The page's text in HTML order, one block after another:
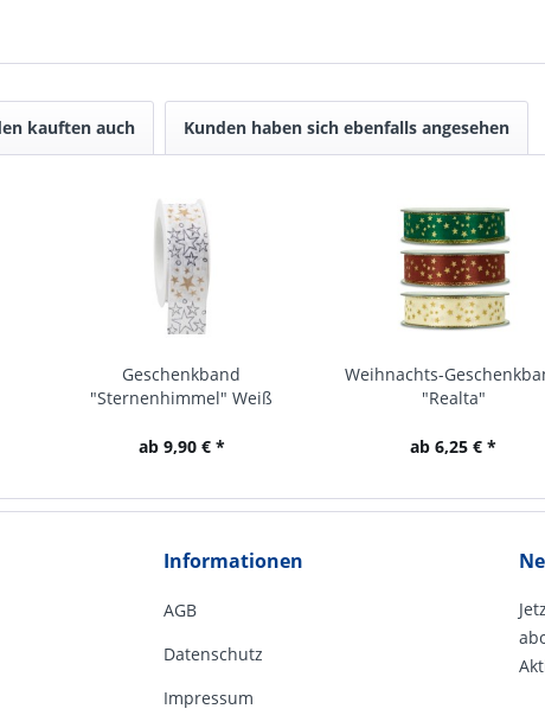
kauften auch Kunden haben sich ebenfalls angesehen
Geschenkband
"Sternenhimmel" Weiß
ab 9,90 € *
Weihnachts-
"Realta"
ab 6,25 € *
Informationen
AGB
Datenschutz
Impressum